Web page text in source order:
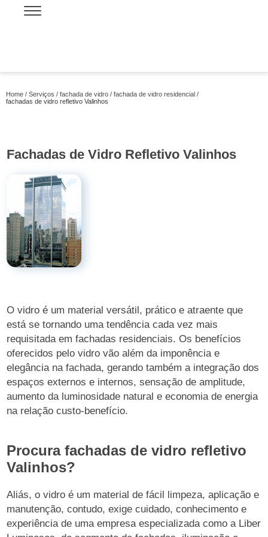
Home Serviços fachada de vidro
fachada de vidro residencial
fachadas de vidro refletivo Valinhos
Fachadas de Vidro Refletivo Valinhos
O vidro é um material versátil, prático e atraente que
está se tornando uma tendência cada vez mais
requisitada em fachadas residenciais. Os benefícios
oferecidos pelo vidro vão além da imponência e
elegância na fachada, gerando também a integração dos
espaços externos e internos, sensação de amplitude,
aumento da luminosidade natural e economia de energia
na relação custo-benefício.
Procura fachadas de vidro refletivo
Valinhos?
Aliás, o vidro é um material de fácil limpeza, aplicação e
manutenção, contudo, exige cuidado, conhecimento e
experiência de uma empresa especializada como a Liber